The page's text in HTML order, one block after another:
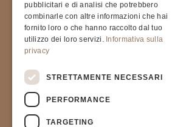
COLLEZIONI
ISCRIVITI ALLA
pubblicitari e di analisi che potrebbero
combinarle con altre informazioni che hai
fornito loro o che hanno raccolto dal tuo
utilizzo dei loro servizi. Informativa sulla
privacy
STRETTAMENTE NECESSARI
PERFORMANCE
TARGETING